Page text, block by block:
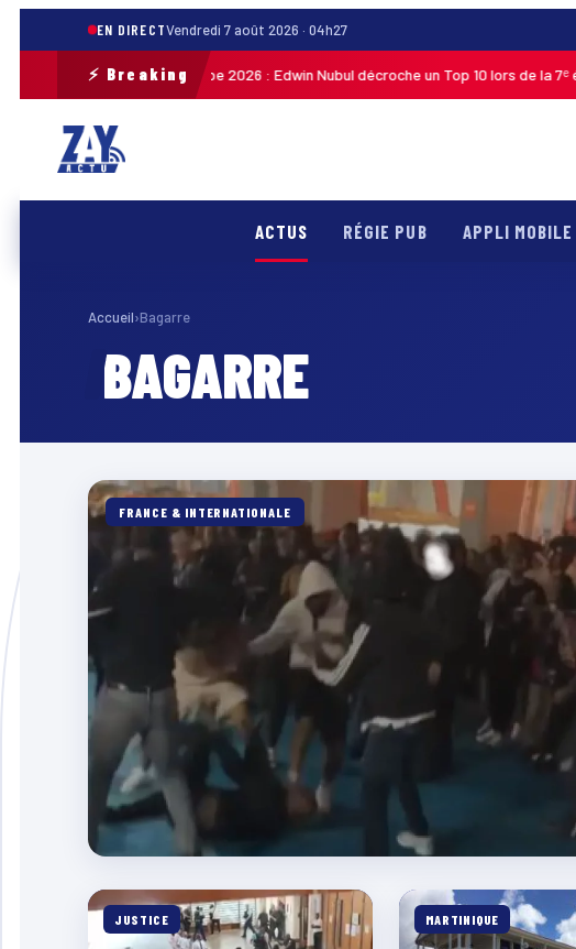
EN DIRECTVendredi 7 août 2026 · 04h27
⚡ Breaking
cycliste de Guadeloupe 2026 : Edwin Nubul décroche un Top 10 lors de la 7ᵉ étape
ACTUS RÉGIE PUB APPLI MOBILE
Accueil›Bagarre
BAGARRE
FRANCE & INTERNATIONALE
JUSTICE MARTINIQUE